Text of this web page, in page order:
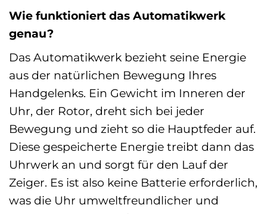
Wie funktioniert das Automatikwerk
genau?
Das Automatikwerk bezieht seine Energie
aus der natürlichen Bewegung Ihres
Handgelenks. Ein Gewicht im Inneren der
Uhr, der Rotor, dreht sich bei jeder
Bewegung und zieht so die Hauptfeder auf.
Diese gespeicherte Energie treibt dann das
Uhrwerk an und sorgt für den Lauf der
Zeiger. Es ist also keine Batterie erforderlich,
was die Uhr umweltfreundlicher und